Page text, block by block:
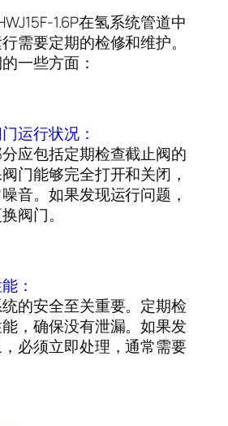
1.6P在氢系统管道中
需要定期的检修和维护。
一些方面：
运行状况：
应包括定期检查截止阀的
门能够完全打开和关闭，
音。如果发现运行问题，
阀门。
：
的安全至关重要。定期检
，确保没有泄漏。如果发
必须立即处理，通常需要